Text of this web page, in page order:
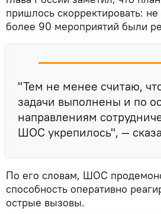
пришлось скорректировать:
более 90 мероприятий были
"Тем не менее считаю,
задачи выполнены и по
направлениям
ШОС укрепилось", —
По его словам, ШОС
способность оперативно
острые вызовы.